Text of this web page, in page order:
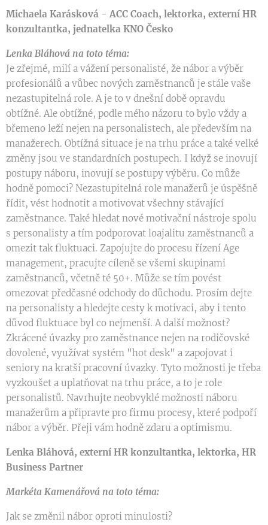
Michaela Karásková - ACC Coach, lektorka, externí HR
konzultantka, jednatelka KNO Česko
Lenka Bláhová na toto téma:
Je zřejmé, milí a vážení personalisté, že nábor a výběr
profesionálů a vůbec nových zaměstnanců je stále vaše
nezastupitelná role. A je to v dnešní době opravdu
obtížné. Ale obtížné, podle mého názoru to bylo vždy a
břemeno leží nejen na personalistech, ale především na
manažerech. Obtížná situace je na trhu práce a také velké
změny jsou ve standardních postupech. I když se inovují
postupy náboru, inovují se postupy výběru. Co může
hodně pomoci? Nezastupitelná role manažerů je úspěšně
řídit, vést hodnotit a motivovat všechny stávající
zaměstnance. Také hledat nové motivační nástroje spolu
s personalisty a tím podporovat loajalitu zaměstnanců a
omezit tak fluktuaci. Zapojujte do procesu řízení Age
management, pracujte cíleně se všemi skupinami
zaměstnanců, včetně té 50+. Může se tím povést
omezovat předčasné odchody do důchodu. Prosím dejte
na personalisty a hledejte cesty k motivaci, aby i tento
důvod fluktuace byl co nejmenší. A další možnost?
Zkrácené úvazky pro zaměstnance nejen na rodičovské
dovolené, využívat systém "hot desk" a zapojovat i
seniory na kratší pracovní úvazky. Tyto možnosti je třeba
vyzkoušet a uplatňovat na trhu práce, a to je role
personalistů. Navrhujte neobvyklé možnosti náboru
manažerům a připravte pro firmu procesy, které podpoří
nábor a výběr. Přeji vám hodně zdaru a optimismu.
Lenka Bláhová, externí HR konzultantka, lektorka, HR
Business Partner
Markéta Kamenářová na toto téma:
Jak se změnil nábor oproti minulosti?